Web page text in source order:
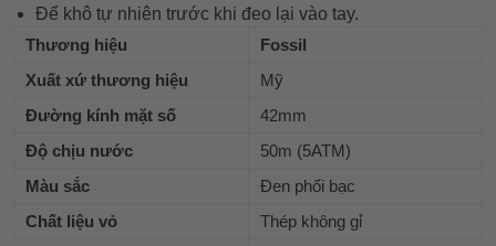
Để khô tự nhiên trước khi đeo lại vào tay.
Thương hiệu
Fossil
Xuất xứ thương hiệu
Mỹ
Đường kính mặt số
42mm
Độ chịu nước
50m (5ATM)
Màu sắc
Đen phối bạc
Chất liệu vỏ
Thép không gỉ